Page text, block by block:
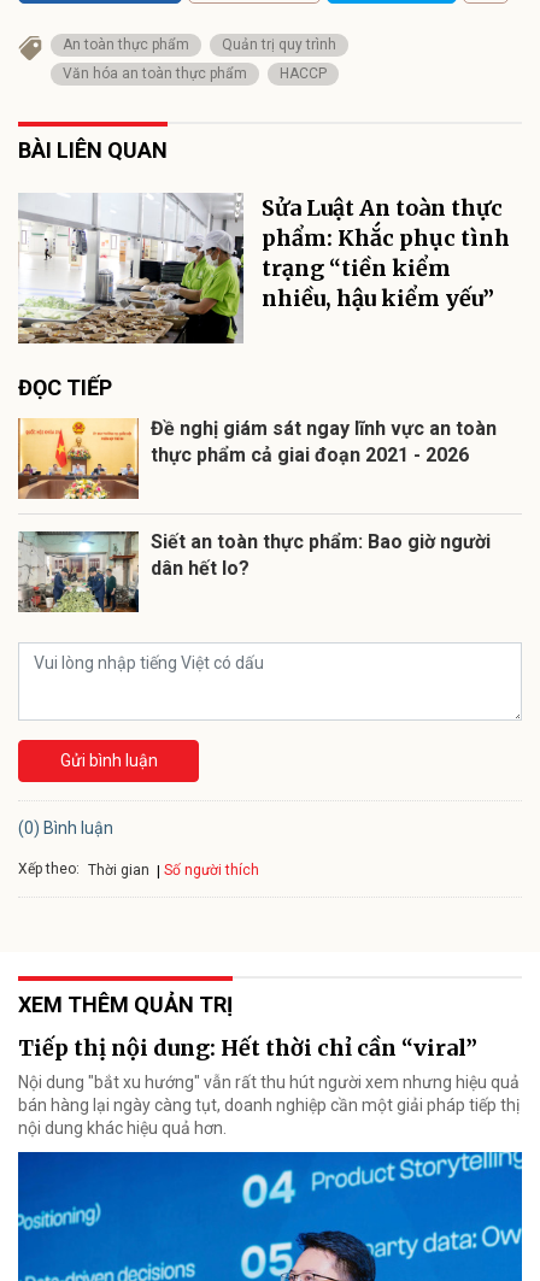
An toàn thực phẩm
Quản trị quy trình
Văn hóa an toàn thực phẩm
HACCP
BÀI LIÊN QUAN
Sửa Luật An toàn thực
phẩm: Khắc phục tình
trạng “tiền kiểm
nhiều, hậu kiểm yếu”
ĐỌC TIẾP
Đề nghị giám sát ngay lĩnh vực an toàn
thực phẩm cả giai đoạn 2021 - 2026
Siết an toàn thực phẩm: Bao giờ người
dân hết lo?
Gửi bình luận
(0) Bình luận
Xếp theo: Thời gian Số người thích
XEM THÊM QUẢN TRỊ
Tiếp thị nội dung: Hết thời chỉ cần “viral”
Nội dung "bắt xu hướng" vẫn rất thu hút người xem nhưng hiệu quả
bán hàng lại ngày càng tụt, doanh nghiệp cần một giải pháp tiếp thị
nội dung khác hiệu quả hơn.